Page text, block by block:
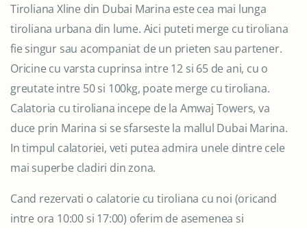
Tiroliana Xline din Dubai Marina este cea mai lunga
tiroliana urbana din lume. Aici puteti merge cu tiroliana
fie singur sau acompaniat de un prieten sau partener.
Oricine cu varsta cuprinsa intre 12 si 65 de ani, cu o
greutate intre 50 si 100kg, poate merge cu tiroliana.
Calatoria cu tiroliana incepe de la Amwaj Towers, va
duce prin Marina si se sfarseste la mallul Dubai Marina.
In timpul calatoriei, veti putea admira unele dintre cele
mai superbe cladiri din zona.
Cand rezervati o calatorie cu tiroliana cu noi (oricand
intre ora 10:00 si 17:00) oferim de asemenea si